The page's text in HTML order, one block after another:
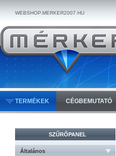
WEBSHOP.MERKER2007.HU
TERMÉKEK CÉGBEMUTATÓ
SZŰRŐPANEL
Általános